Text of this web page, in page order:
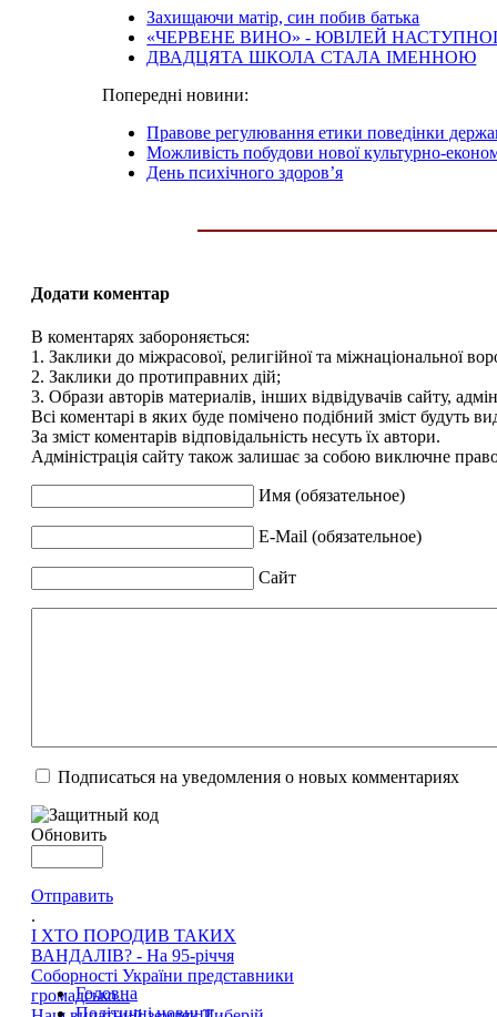
Захищаючи матір, син побив батька
«ЧЕРВЕНЕ ВИНО» - ЮВІЛЕЙ
ДВАДЦЯТА ШКОЛА СТАЛА ІМЕННОЮ
Попередні новини:
Правове регулювання етики поведінки
Можливість побудови нової культурно-
День психічного здоров’я
Додати коментар
В коментарях забороняється:
1. Заклики до міжрасової, религійної та міжнаціональної
2. Заклики до протиправних дій;
3. Образи авторів материалів, інших відвідувачів сайту,
Всі коментарі в яких буде помічено подібний зміст будуть
За зміст коментарів відповідальність несуть їх автори.
Адміністрація сайту також залишає за собою виключне
Имя (обязательное)
E-Mail (обязательное)
Сайт
Подписаться на уведомления о новых комментариях
Обновить
Отправить
.
І ХТО ПОРОДИВ ТАКИХ
ВАНДАЛІВ? - На 95-річчя
Соборності України представники
громадсько...
Головна